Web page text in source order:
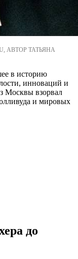
АВТОР ТАТЬЯНА
в историю
инноваций и
Москвы взорвал
и мировых
до